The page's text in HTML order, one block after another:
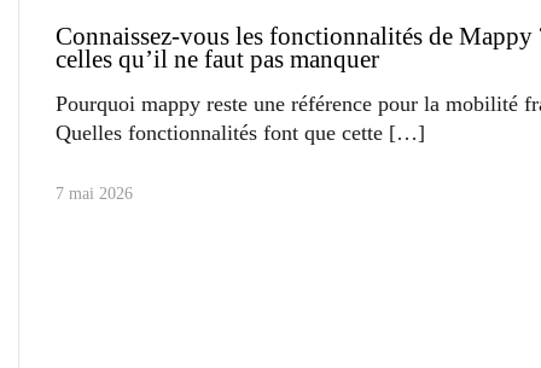
Connaissez-vous les fonctionnalités de Mappy
celles qu’il ne faut pas manquer
Pourquoi mappy reste une référence pour la mobilité
Quelles fonctionnalités font que cette
7 mai 2026